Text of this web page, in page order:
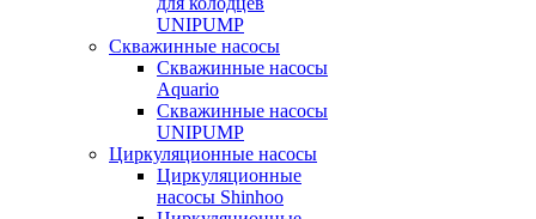
UNIPUMP
Скважинные насосы
Скважинные насосы
Aquario
Скважинные насосы
UNIPUMP
Циркуляционные насосы
Циркуляционные
насосы Shinhoo